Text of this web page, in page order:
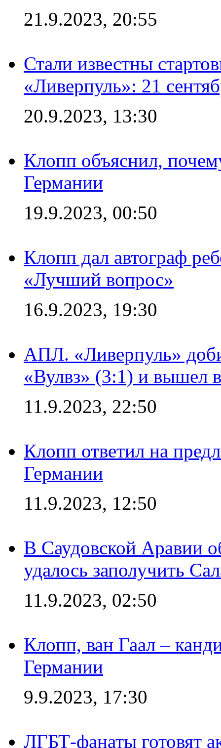
21.9.2023, 20:55
Стали известны
«Ливерпуль»: 21
20.9.2023, 13:30
Клопп объяснил,
Германии
19.9.2023, 00:50
Клопп дал автограф
«Лучший вопрос»
16.9.2023, 19:30
АПЛ. «Ливерпуль»
«Вулвз» (3:1) и вышел
11.9.2023, 22:50
Клопп ответил на
Германии
11.9.2023, 12:50
В Саудовской Аравии
удалось заполучить
11.9.2023, 02:50
Клопп, ван Гаал –
Германии
9.9.2023, 17:30
ЛГБТ-фанаты готовят